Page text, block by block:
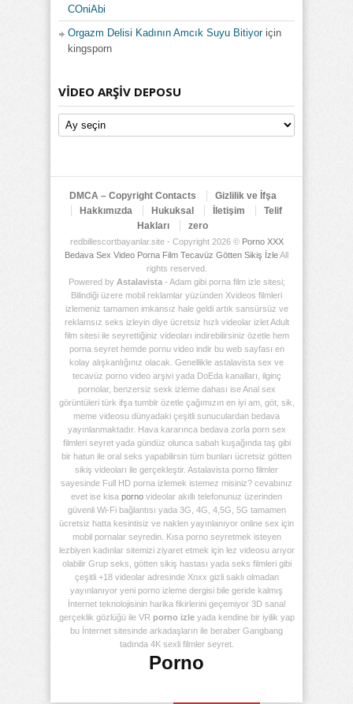
COniAbi
Orgazm Delisi Kadının Amcık Suyu Bitiyoriçin
kingsporn
VIDEO ARŞIV DEPOSU
Video
Arşiv
DMCA – Copyright Contacts
Gizlilik ve İfşa
Hakkımızda
Hukuksal İletişim
Telif
Hakları
zero
redbillescortbayanlar.site - Copyright 2026 © Porno XXX
Bedava Sex Video Porna Film Tecavüz Götten Sikiş İzleAll
rights reserved.
Powered by Astalavista- Adam gibi porna film izle sitesi;
Bilindiği üzere mobil reklamlar yüzünden Xvideos filmleri
izlemeniz tamamen imkansız hale geldi artık sansürsüz ve
reklamsız seks izleyin diye ücretsiz hızlı videolar izlet Adult
film sitesi ile seyrettiğiniz videoları indirebilirsiniz özetle hem
porna seyret hemde pornu video indir bu web sayfası en
kolay alışkanlığınız olacak. Genellikle astalavista sex ve
tecavüz porno video arşivi yada DoEda kanalları, ilginç
pornolar, benzersiz sexk izleme dahası ise Anal sex
görüntüleri türk ifşa tumblr özetle çağımızın en iyi am, göt, sik,
meme videosu dünyadaki çeşitli sunuculardan bedava
yayınlanmaktadır. Hava kararınca bedava zorla porn sex
filmleri seyret yada gündüz olunca sabah kuşağında taş gibi
bir hatun ile oral seks yapabilirsin tüm bunları ücretsiz götten
sikiş videoları ile gerçekleştir. Astalavista porno filmler
sayesinde Full HD porna izlemek istemez misiniz? cevabınız
evet ise kisa porno videolar akıllı telefonunuz üzerinden
güvenli Wi-Fi bağlantısı yada 3G, 4G, 4,5G, 5G tamamen
ücretsiz hatta kesintisiz ve naklen yayınlanıyor online sex için
mobil pornalar seyredin. Kısa porno seyretmek isteyen
lezbiyen kadınlar sitemizi ziyaret etmek için lez videosu arıyor
olabilir Grup seks, götten sikiş hastası yada seks filmleri gibi
çeşitli +18 videolar adresinde Xnxx gizli saklı olmadan
yayınlanıyor yeni porno izleme dergisi bile geride kalmış
İnternet teknolojisinin harika fikirlerini geçemiyor 3D sanal
gerçeklik gözlüğü ile VR porno izleyada kendine bir iyilik yap
bu İnternet sitesinde arkadaşların ile beraber Gangbang
tadında 4K sexli filmler seyret.
Porno